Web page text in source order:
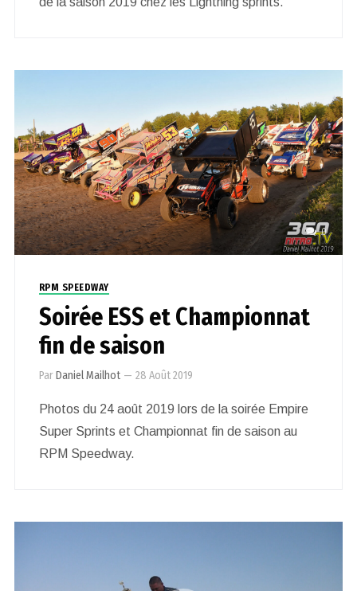
0
RPM SPEEDWAY
Soirée ESS et Championnat
fin de saison
ParDaniel Mailhot — 28 Août 2019
Photos du 24 août 2019 lors de la soirée Empire
Super Sprints et Championnat fin de saison au
RPM Speedway.